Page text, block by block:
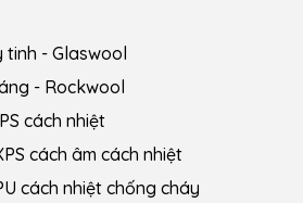
tinh - Glaswool
- Rockwool
cách nhiệt
cách âm cách nhiệt
cách nhiệt chống cháy